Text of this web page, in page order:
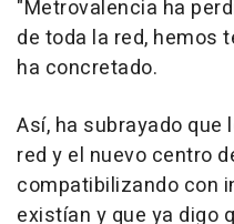
"Metrovalencia ha
de toda la red, hemos
ha concretado.
Así, ha subrayado
red y el nuevo centro
compatibilizando con
existían y que ya digo